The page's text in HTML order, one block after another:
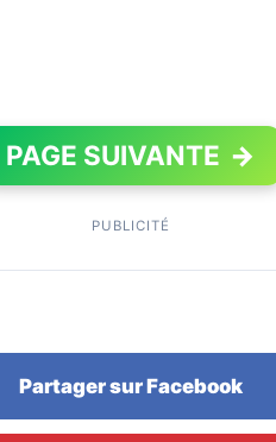
PAGE SUIVANTE →
PUBLICITÉ
Partager sur Facebook